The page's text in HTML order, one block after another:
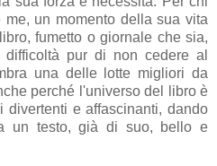
un momento della sua vita
fumetto o giornale che sia,
pur di non cedere al
una delle lotte migliori da
perché l'universo del libro è
divertenti e affascinanti, dando
un testo, già di suo, bello e